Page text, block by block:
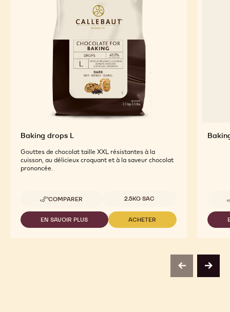
Baking drops L
Gouttes de chocolat taille XXL résistantes à la
cuisson, au délicieux croquant et à la saveur chocolat
prononcée.
COMPARER
-
BAKING
DROPS
L
Tailles disponibles
2.5KG SAC
EN SAVOIR PLUS
-
ACHETER
-
previousnext